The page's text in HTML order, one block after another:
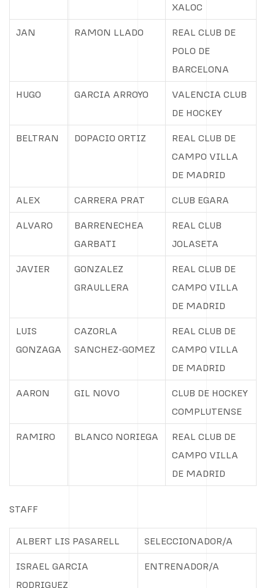
XALOC
JAN RAMON LLADO
REAL CLUB DE
POLO DE
BARCELONA
HUGO GARCIA ARROYO
VALENCIA CLUB
DE HOCKEY
BELTRAN DOPACIO ORTIZ
REAL CLUB DE
CAMPO VILLA
DE MADRID
ALEX CARRERA PRAT CLUB EGARA
ALVARO
BARRENECHEA
GARBATI
REAL CLUB
JOLASETA
JAVIER
GONZALEZ
GRAULLERA
REAL CLUB DE
CAMPO VILLA
DE MADRID
LUIS
GONZAGA
CAZORLA
SANCHEZ-GOMEZ
REAL CLUB DE
CAMPO VILLA
DE MADRID
AARON GIL NOVO
CLUB DE HOCKEY
COMPLUTENSE
RAMIRO BLANCO NORIEGA
REAL CLUB DE
CAMPO VILLA
DE MADRID
STAFF
ALBERT LIS PASARELL SELECCIONADOR/A
ISRAEL GARCIA
RODRIGUEZ
ENTRENADOR/A